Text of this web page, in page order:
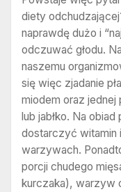
diety
naprawdę dużo i
odczuwać głodu.
naszemu
się więc zjadanie
miodem oraz
lub jabłko. Na
dostarczyć witamin
warzywach.
porcji chudego
kurczaka), warzyw